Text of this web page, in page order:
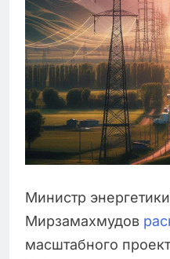
Министр
Мирзамахмудов
масштабного